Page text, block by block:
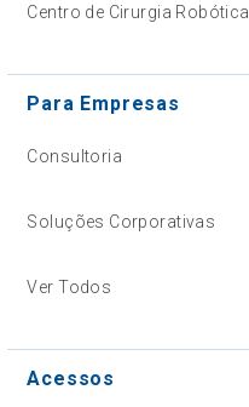
Centro de Cirurgia Robótica
Para Empresas
Consultoria
Soluções Corporativas
Ver Todos
Acessos